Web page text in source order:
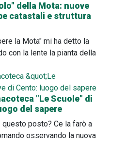
della Mota: nuove
catastali e struttura
la Mota" mi ha detto la
con la lente la pianta della
"Le Scuole" di
del sapere
questo posto? Ce la farò a
osservando la nuova